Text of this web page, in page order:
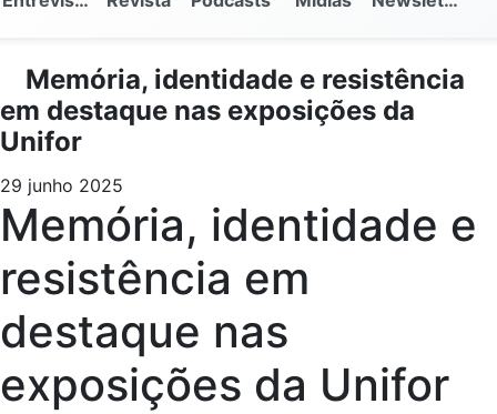
Memória, identidade e resistência
em destaque nas exposições da
Unifor
29 junho 2025
Memória, identidade e
resistência em
destaque nas
exposições da Unifor